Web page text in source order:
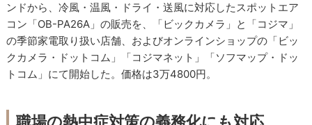
ンドから、冷風・温風・ドライ・送風に対応したスポットエア
コン「OB-PA26A」の販売を、「ビックカメラ」と「コジマ」
の季節家電取り扱い店舗、およびオンラインショップの「ビッ
クカメラ・ドットコム」「コジマネット」「ソフマップ・ドッ
トコム」にて開始した。価格は3万4800円。